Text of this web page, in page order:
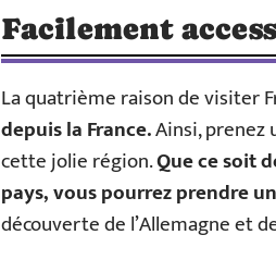
Facilement
La quatrième raison de visiter
depuis la France.Ainsi, prenez
cette jolie région.Que ce soit
pays, vous pourrez prendre
découverte de l’Allemagne et